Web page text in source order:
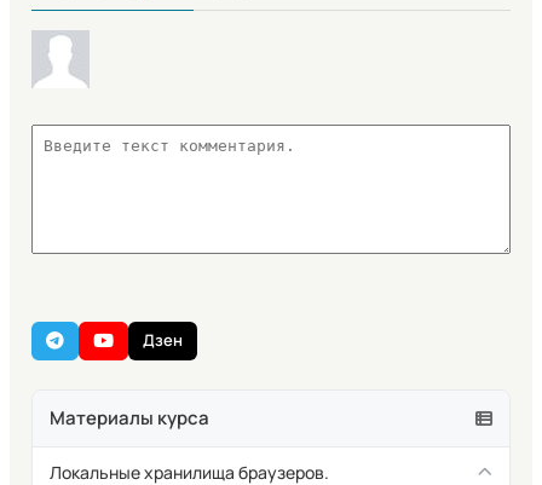
Дзен
Материалы курса
Локальные хранилища браузеров.